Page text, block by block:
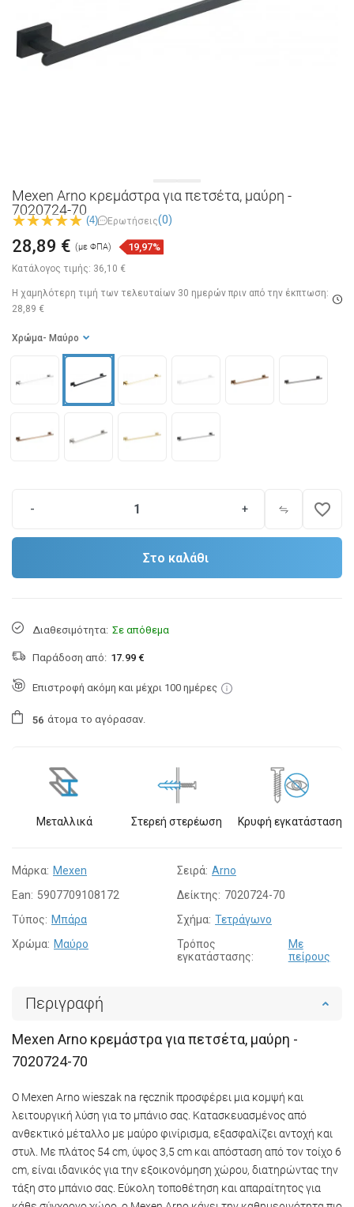
Mexen Arno κρεμάστρα για πετσέτα, μαύρη -
7020724-70
(4) Ερωτήσεις(0)
Κατάλογος τιμής: 36,10 €
28,89 € (με ΦΠΑ) 19,97%
Η χαμηλότερη τιμή των τελευταίων 30 ημερών πριν από την έκπτωση:
28,89 €
Χρώμα - Μαύρο
- + favorite_border
Στο καλάθι
Διαθεσιμότητα: Σε απόθεμα
Παράδοση από: 17.99 €
Επιστροφή ακόμη και μέχρι 100 ημέρες
56 άτομα το αγόρασαν.
Μεταλλικά Στερεή στερέωση Κρυφή εγκατάσταση
Μάρκα: Mexen Σειρά: Arno
Ean: 5907709108172 Δείκτης: 7020724-70
Τύπος: Μπάρα Σχήμα: Τετράγωνο
Χρώμα: Μαύρο
Τρόπος
εγκατάστασης:
Με
πείρους
Περιγραφή
Mexen Arno κρεμάστρα για πετσέτα, μαύρη -
7020724-70
Ο Mexen Arno wieszak na ręcznik προσφέρει μια κομψή και
λειτουργική λύση για το μπάνιο σας. Κατασκευασμένος από
ανθεκτικό μέταλλο με μαύρο φινίρισμα, εξασφαλίζει αντοχή και
στυλ. Με πλάτος 54 cm, ύψος 3,5 cm και απόσταση από τον τοίχο 6
cm, είναι ιδανικός για την εξοικονόμηση χώρου, διατηρώντας την
τάξη στο μπάνιο σας. Εύκολη τοποθέτηση και απαραίτητος για